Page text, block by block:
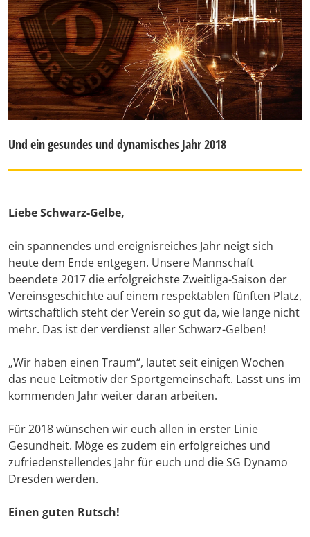
Und ein gesundes und dynamisches Jahr 2018
Liebe Schwarz-Gelbe,
ein spannendes und ereignisreiches Jahr neigt sich
heute dem Ende entgegen. Unsere Mannschaft
beendete 2017 die erfolgreichste Zweitliga-Saison der
Vereinsgeschichte auf einem respektablen fünften Platz,
wirtschaftlich steht der Verein so gut da, wie lange nicht
mehr. Das ist der verdienst aller Schwarz-Gelben!
„Wir haben einen Traum“, lautet seit einigen Wochen
das neue Leitmotiv der Sportgemeinschaft. Lasst uns im
kommenden Jahr weiter daran arbeiten.
Für 2018 wünschen wir euch allen in erster Linie
Gesundheit. Möge es zudem ein erfolgreiches und
zufriedenstellendes Jahr für euch und die SG Dynamo
Dresden werden.
Einen guten Rutsch!